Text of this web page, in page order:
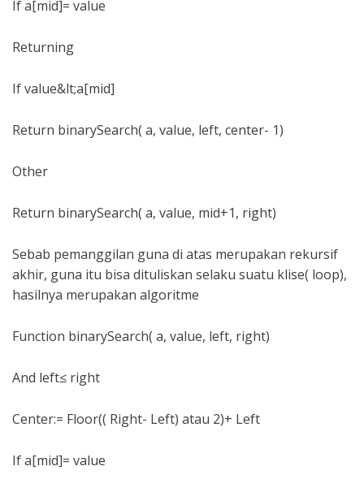
If a[mid]= value
Returning
If value&lt;a[mid]
Return binarySearch( a, value, left, center- 1)
Other
Return binarySearch( a, value, mid+1, right)
Sebab pemanggilan guna di atas merupakan rekursif
akhir, guna itu bisa dituliskan selaku suatu klise( loop),
hasilnya merupakan algoritme
Function binarySearch( a, value, left, right)
And left≤ right
Center:= Floor(( Right- Left) atau 2)+ Left
If a[mid]= value